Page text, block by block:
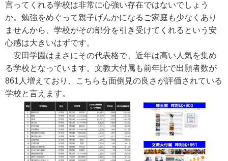
言ってくれる学校は非常に心強い存在ではないでしょう
か。勉強をめぐって親子げんかになるご家庭も少なくあり
ませんから、学校がその部分を引き受けてくれるという安
心感は大きいはずです。
安田学園はまさにその代表格で、近年は高い人気を集め
る学校となっています。文教大付属も前年比で出願者数が
861人増えており、こちらも面倒見の良さが評価されている
学校と言えます。